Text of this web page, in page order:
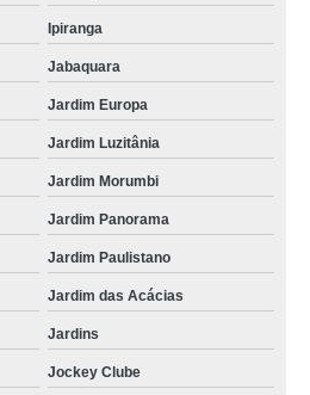
Jundiaí
Funda
crachá Parque Novo Mundo
crachá personalizado Rio Claro
Mirim
Leonor
silk jardim São Saveiro
crachá personalizado Artur Alvim
Barueri
Ipiranga
Jabaquara
Jardim Europa
Jardim Luzitânia
Jardim Morumbi
Jardim Panorama
Jardim Paulistano
Jardim das Acácias
Jardins
Jockey Clube